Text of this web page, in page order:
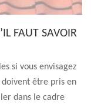
FAUT SAVOIR
si vous envisagez
être pris en
dans le cadre